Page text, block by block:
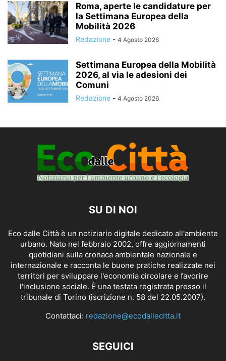
Roma, aperte le candidature per
la Settimana Europea della
Mobilità 2026
Redazione - 4 Agosto 2026
Settimana Europea della Mobilità
2026, al via le adesioni dei
Comuni
Redazione - 4 Agosto 2026
SU DI NOI
Eco dalle Città è un notiziario digitale dedicato all'ambiente
urbano. Nato nel febbraio 2002, offre aggiornamenti
quotidiani sulla cronaca ambientale nazionale e
internazionale e racconta le buone pratiche realizzate nei
territori per sviluppare l'economia circolare e favorire
l'inclusione sociale. È una testata registrata presso il
tribunale di Torino (iscrizione n. 58 del 22.05.2007).
Contattaci: redazione@ecodallecitta.it
SEGUICI